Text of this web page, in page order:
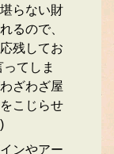
らない財
るので、
残してお
てしま
ざわざ屋
こじらせ
ンやアー